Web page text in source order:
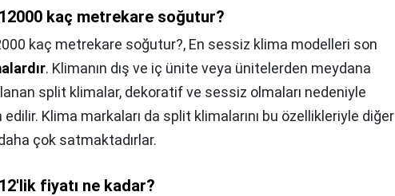
kaç metrekare soğutur?
kaç metrekare soğutur?, En sessiz klima modelleri son
. Klimanın dış ve iç ünite veya ünitelerden meydana
split klimalar, dekoratif ve sessiz olmaları nedeniyle
Klima markaları da split klimalarını bu özellikleriyle diğer
çok satmaktadırlar.
fiyatı ne kadar?